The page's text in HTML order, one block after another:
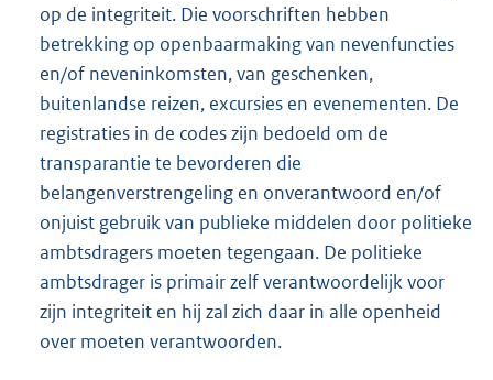
op de integriteit. Die voorschriften hebben
betrekking op openbaarmaking van nevenfuncties
en/of neveninkomsten, van geschenken,
buitenlandse reizen, excursies en evenementen. De
registraties in de codes zijn bedoeld om de
transparantie te bevorderen die
belangenverstrengeling en onverantwoord en/of
onjuist gebruik van publieke middelen door politieke
ambtsdragers moeten tegengaan. De politieke
ambtsdrager is primair zelf verantwoordelijk voor
zijn integriteit en hij zal zich daar in alle openheid
over moeten verantwoorden.